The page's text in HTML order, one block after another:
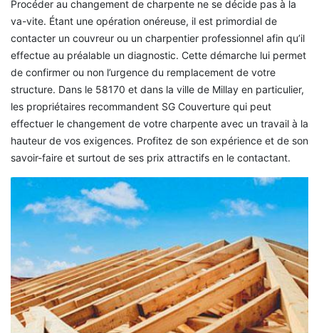
Procéder au changement de charpente ne se décide pas à la
va-vite. Étant une opération onéreuse, il est primordial de
contacter un couvreur ou un charpentier professionnel afin qu’il
effectue au préalable un diagnostic. Cette démarche lui permet
de confirmer ou non l’urgence du remplacement de votre
structure. Dans le 58170 et dans la ville de Millay en particulier,
les propriétaires recommandent SG Couverture qui peut
effectuer le changement de votre charpente avec un travail à la
hauteur de vos exigences. Profitez de son expérience et de son
savoir-faire et surtout de ses prix attractifs en le contactant.